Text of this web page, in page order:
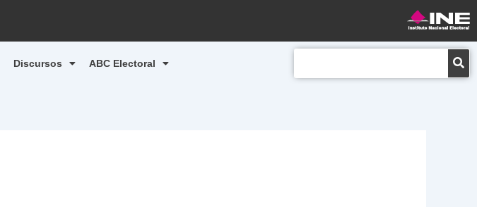
Discursos ABC Electoral